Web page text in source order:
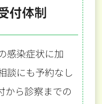
付体制
感染症状に加
談にも予約なし
から診察までの